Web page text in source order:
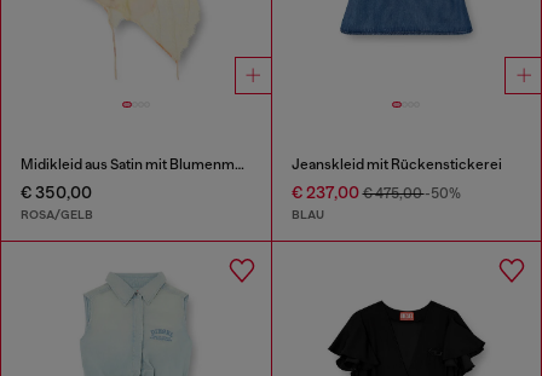
Midikleid aus Satin mit Blumenmuster und Spitzenbesatz
€ 350,00
ROSA/GELB
Jeanskleid mit Rückenstickerei
€ 237,00€ 475,00-50%
BLAU